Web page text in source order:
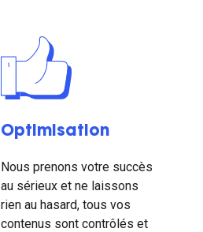
Optimisation
Nous prenons votre succès
au sérieux et ne laissons
rien au hasard, tous vos
contenus sont contrôlés et